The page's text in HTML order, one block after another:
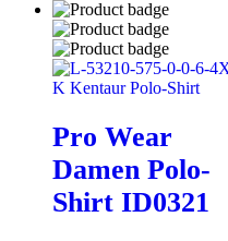
Pro Wear
Damen Polo-
Shirt ID0321